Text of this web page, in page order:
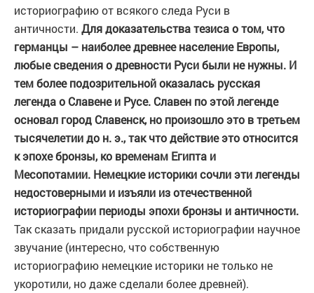
историографию от всякого следа Руси в
античности. Для доказательства тезиса о том, что
германцы – наиболее древнее население Европы,
любые сведения о древности Руси были не нужны. И
тем более подозрительной оказалась русская
легенда о Славене и Русе. Славен по этой легенде
основал город Славенск, но произошло это в третьем
тысячелетии до н. э., так что действие это относится
к эпохе бронзы, ко временам Египта и
Месопотамии. Немецкие историки сочли эти легенды
недостоверными и изъяли из отечественной
историографии периоды эпохи бронзы и античности.
Так сказать придали русской историографии научное
звучание (интересно, что собственную
историографию немецкие историки не только не
укоротили, но даже сделали более древней).